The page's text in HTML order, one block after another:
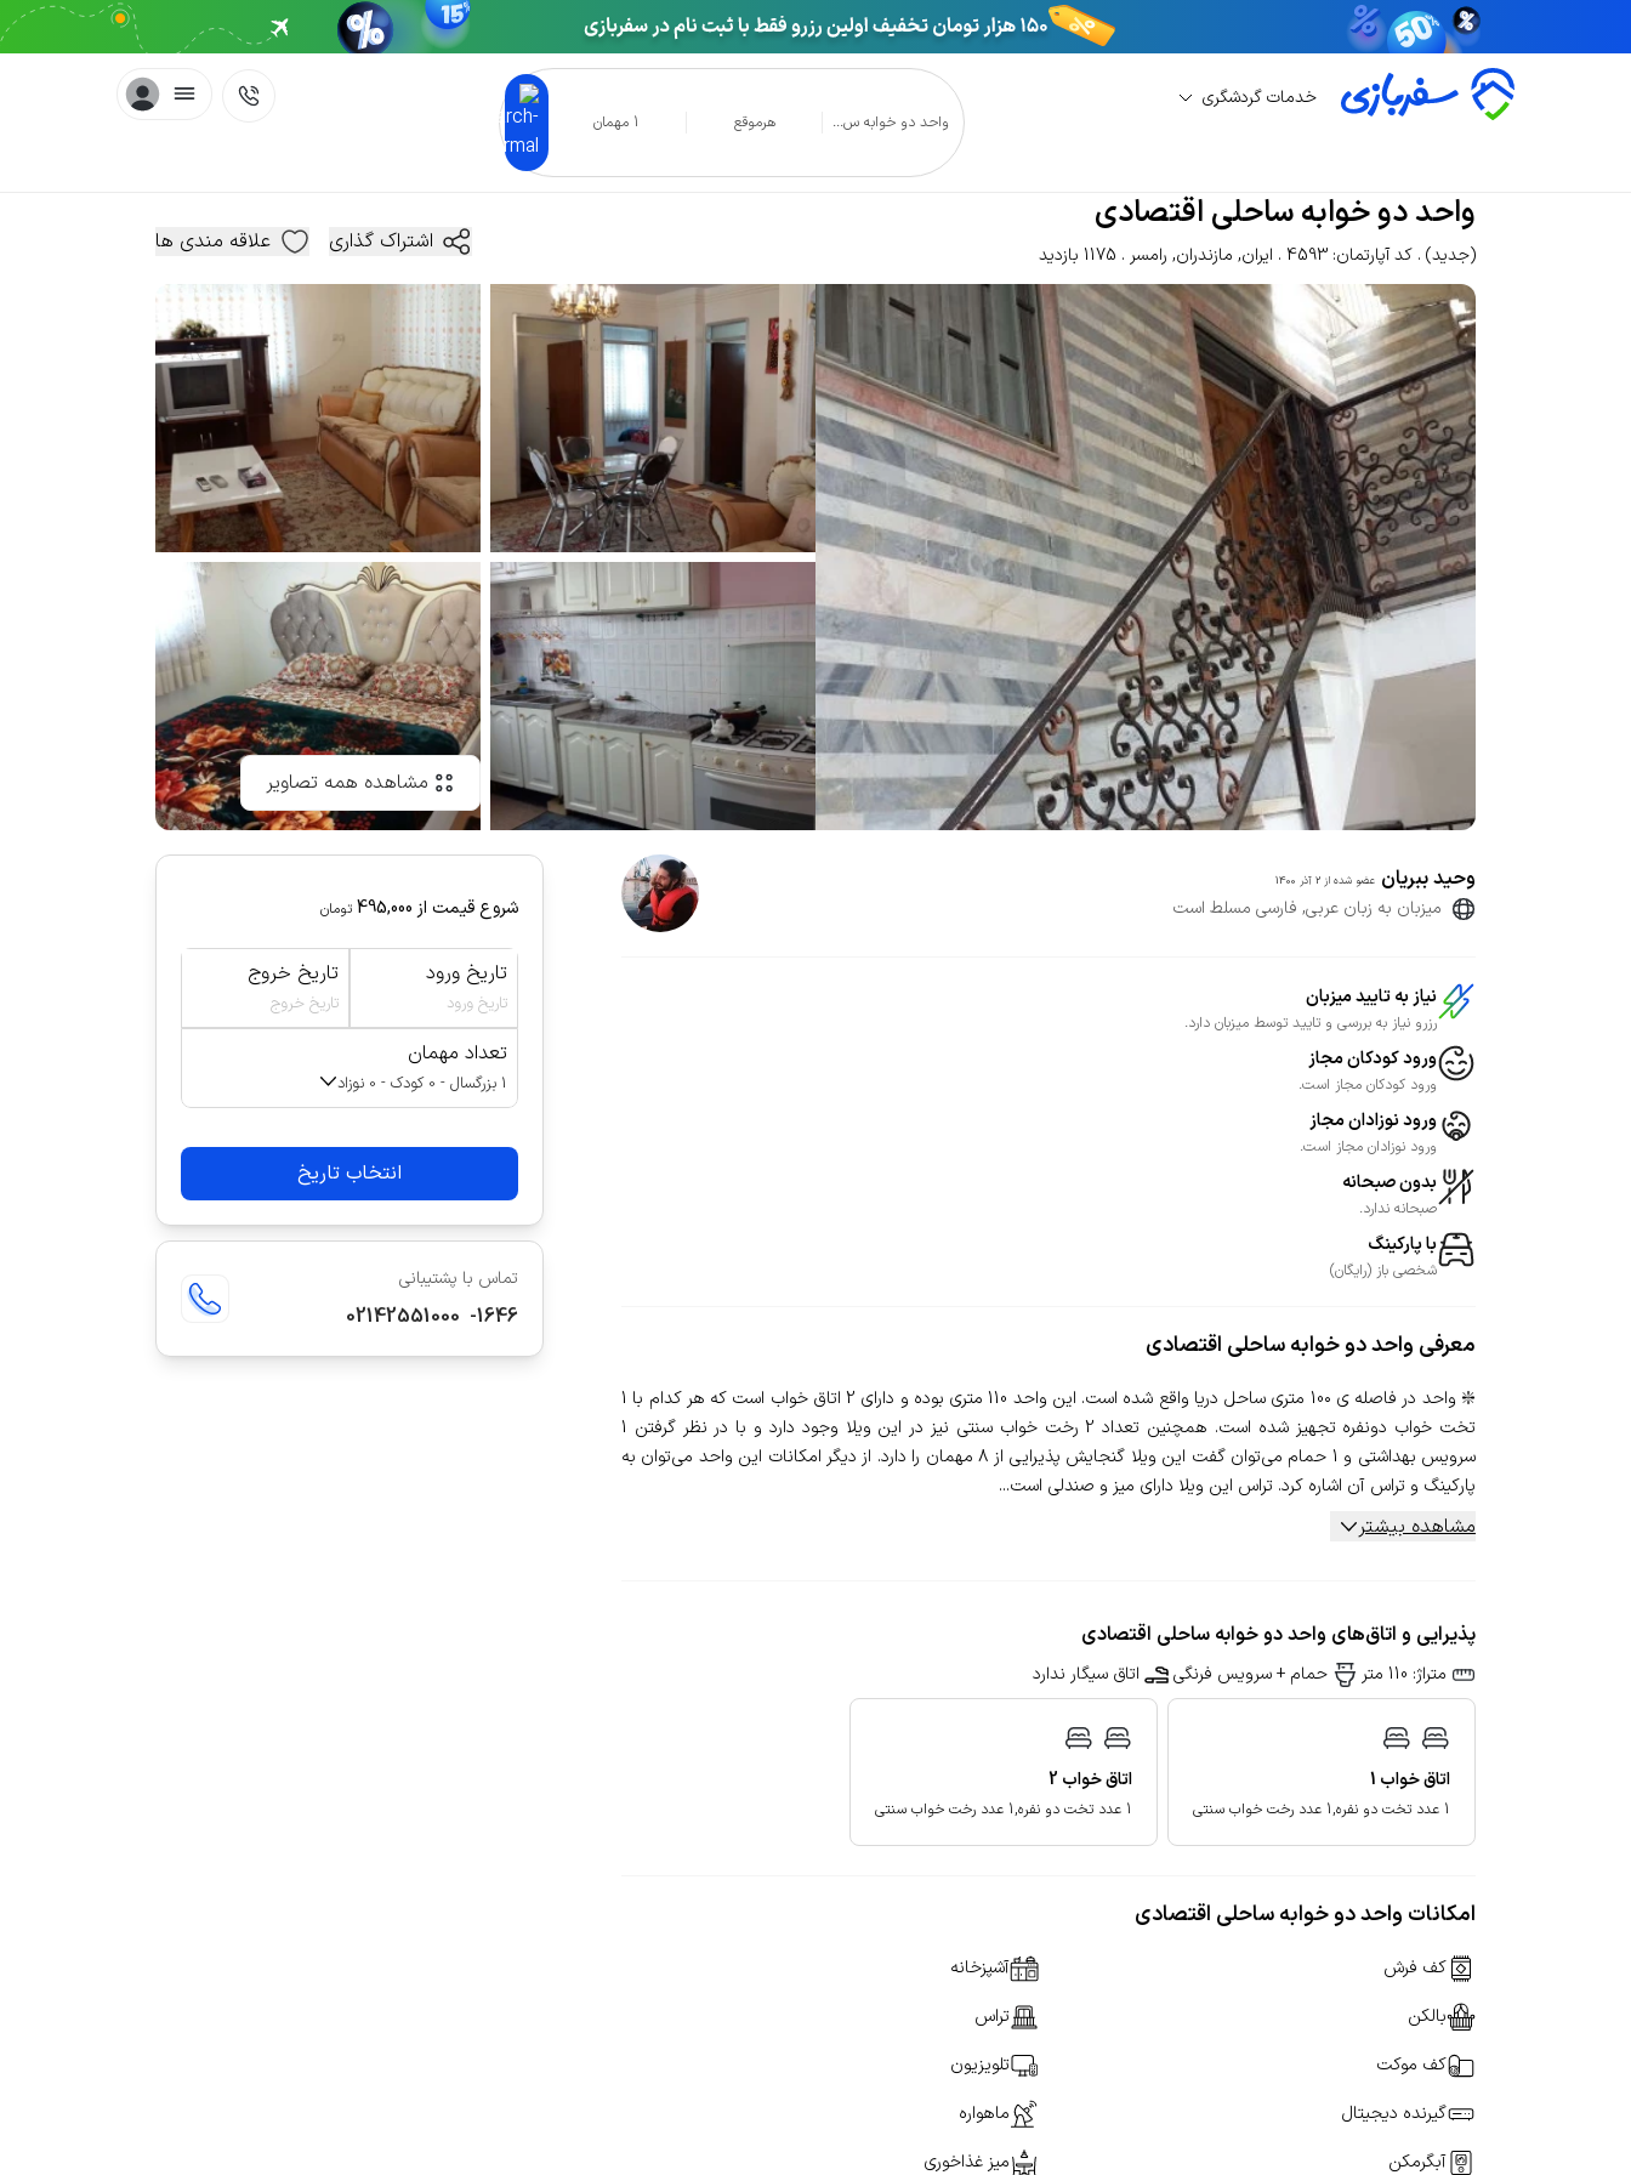
خدمات گردشگری
واحد دو خوابه س... هرموقع 1 مهمان
واحد دو خوابه ساحلی اقتصادی
(جدید) کد آپارتمان: 4593 ایران, مازندران, رامسر 1175 بازدید اشتراک گذاری علاقه مندی ها
مشاهده همه تصاویر
وحید ببریان عضو شده از 2 آذر 1400
میزبان به زبان عربی, فارسی مسلط است
نیاز به تایید میزبان
رزرو نیاز به بررسی و تایید توسط میزبان دارد.
ورود کودکان مجاز
ورود کودکان مجاز است.
ورود نوزادان مجاز
ورود نوزادان مجاز است.
بدون صبحانه
صبحانه ندارد.
با پارکینگ
شخصی باز (رایگان)
معرفی واحد دو خوابه ساحلی اقتصادی
❇️ واحد در فاصله ی 10۰ متری ساحل دریا واقع شده است. این واحد 110 متری بوده و دارای 2 اتاق خواب است که هر کدام با 1
تخت خواب دونفره تجهیز شده است. همچنین تعداد 2 رخت خواب سنتی نیز در این ویلا وجود دارد و با در نظر گرفتن 1
سرویس بهداشتی و 1 حمام می‌توان گفت این ویلا گنجایش پذیرایی از 8 مهمان را دارد. از دیگر امکانات این واحد می‌توان به
پارکینگ و تراس آن اشاره کرد. تراس این ویلا دارای میز و صندلی است...
مشاهده بیشتر
پذیرایی و اتاق‌های واحد دو خوابه ساحلی اقتصادی
متراژ: 110 متر حمام + سرویس فرنگی اتاق سیگار ندارد
اتاق خواب 1
1 عدد تخت دو نفره,1 عدد رخت خواب سنتی
اتاق خواب 2
1 عدد تخت دو نفره,1 عدد رخت خواب سنتی
امکانات واحد دو خوابه ساحلی اقتصادی
کف فرش
آشپزخانه
بالکن
تراس
کف موکت
تلویزیون
گیرنده دیجیتال
ماهواره
آبگرمکن
میز غذاخوری
شروع قیمت از 495,000 تومان
تاریخ ورود
تاریخ ورود
تاریخ خروج
تاریخ خروج
تعداد مهمان
1 بزرگسال - 0 کودک - 0 نوزاد
انتخاب تاریخ
تماس با پشتیبانی
02142551000 -1646